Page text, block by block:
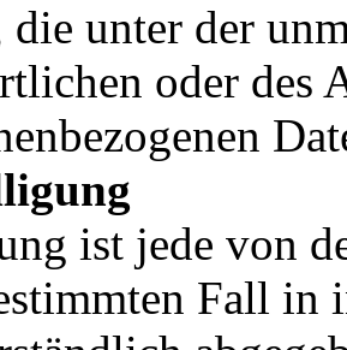
die unter der
oder des
ist jede von
Fall in